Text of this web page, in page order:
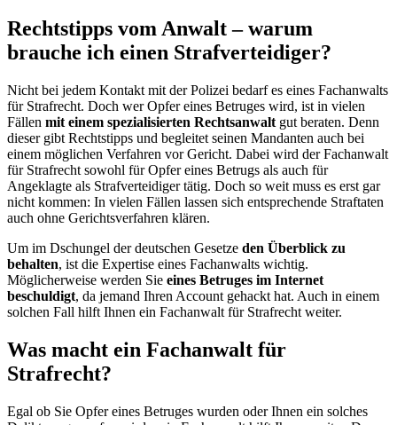
Rechtstipps vom Anwalt – warum
brauche ich einen Strafverteidiger?
Nicht bei jedem Kontakt mit der Polizei bedarf es eines Fachanwalts
für Strafrecht. Doch wer Opfer eines Betruges wird, ist in vielen
Fällen mit einem spezialisierten Rechtsanwalt gut beraten. Denn
dieser gibt Rechtstipps und begleitet seinen Mandanten auch bei
einem möglichen Verfahren vor Gericht. Dabei wird der Fachanwalt
für Strafrecht sowohl für Opfer eines Betrugs als auch für
Angeklagte als Strafverteidiger tätig. Doch so weit muss es erst gar
nicht kommen: In vielen Fällen lassen sich entsprechende Straftaten
auch ohne Gerichtsverfahren klären.
Um im Dschungel der deutschen Gesetze den Überblick zu
behalten, ist die Expertise eines Fachanwalts wichtig.
Möglicherweise werden Sie eines Betruges im Internet
beschuldigt, da jemand Ihren Account gehackt hat. Auch in einem
solchen Fall hilft Ihnen ein Fachanwalt für Strafrecht weiter.
Was macht ein Fachanwalt für
Strafrecht?
Egal ob Sie Opfer eines Betruges wurden oder Ihnen ein solches